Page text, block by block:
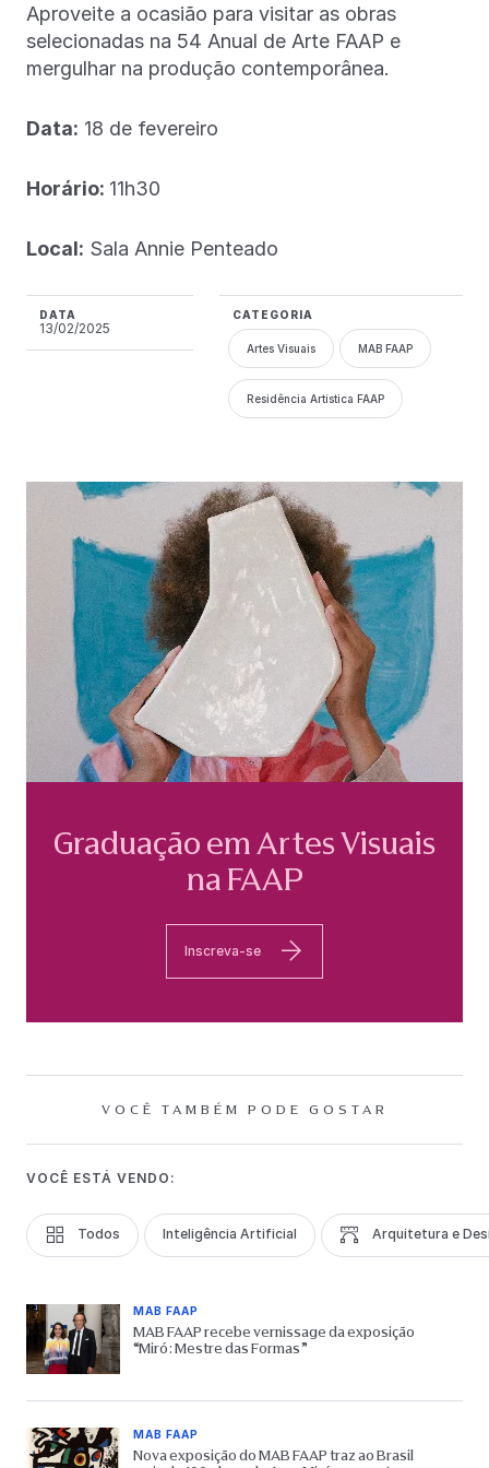
Aproveite a ocasião para visitar as obras
selecionadas na 54 Anual de Arte FAAP e
mergulhar na produção contemporânea.
Data: 18 de fevereiro
Horário: 11h30
Local: Sala Annie Penteado
DATA
13/02/2025
CATEGORIA
Artes Visuais MAB FAAP
Residência Artística FAAP
Graduação em Artes Visuais
na FAAP
Inscreva-se
VOCÊ TAMBÉM PODE GOSTAR
VOCÊ ESTÁ VENDO:
Todos Inteligência Artificial Arquitetura e
MAB FAAP
MAB FAAP recebe vernissage da exposição
“Miró: Mestre das Formas”
MAB FAAP
Nova exposição do MAB FAAP traz ao Brasil